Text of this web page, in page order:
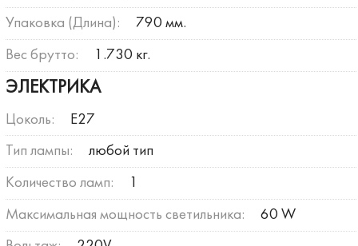
Упаковка (Длина): 790 мм.
Вес брутто: 1.730 кг.
ЭЛЕКТРИКА
Цоколь: E27
Тип лампы: любой тип
Количество ламп: 1
Максимальная мощность светильника: 60 W